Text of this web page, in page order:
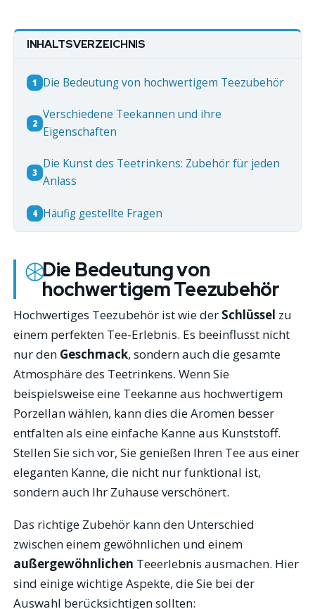
INHALTSVERZEICHNIS
1 Die Bedeutung von hochwertigem Teezubehör
2
Verschiedene Teekannen und ihre
Eigenschaften
3
Die Kunst des Teetrinkens: Zubehör für jeden
Anlass
4 Häufig gestellte Fragen
Die Bedeutung von
hochwertigem Teezubehör
Hochwertiges Teezubehör ist wie der Schlüssel zu
einem perfekten Tee-Erlebnis. Es beeinflusst nicht
nur den Geschmack, sondern auch die gesamte
Atmosphäre des Teetrinkens. Wenn Sie
beispielsweise eine Teekanne aus hochwertigem
Porzellan wählen, kann dies die Aromen besser
entfalten als eine einfache Kanne aus Kunststoff.
Stellen Sie sich vor, Sie genießen Ihren Tee aus einer
eleganten Kanne, die nicht nur funktional ist,
sondern auch Ihr Zuhause verschönert.
Das richtige Zubehör kann den Unterschied
zwischen einem gewöhnlichen und einem
außergewöhnlichen Teeerlebnis ausmachen. Hier
sind einige wichtige Aspekte, die Sie bei der
Auswahl berücksichtigen sollten: